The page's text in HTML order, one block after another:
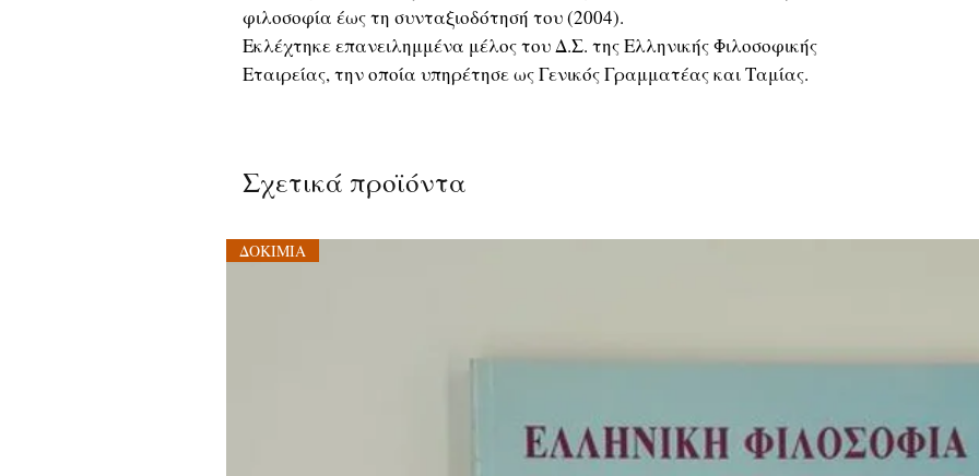
φιλοσοφία έως τη συνταξιοδότησή του (2004).
Εκλέχτηκε επανειλημμένα μέλος του Δ.Σ. της Ελληνικής Φιλοσοφικής
Εταιρείας, την οποία υπηρέτησε ως Γενικός Γραμματέας και Ταμίας.
Σχετικά προϊόντα
ΔΟΚΙΜΙΑ